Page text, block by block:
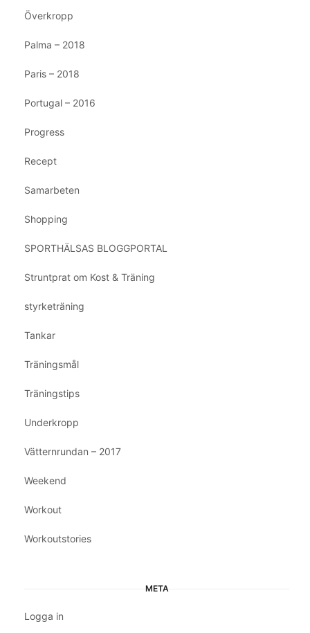
Överkropp
Palma – 2018
Paris – 2018
Portugal – 2016
Progress
Recept
Samarbeten
Shopping
SPORTHÄLSAS BLOGGPORTAL
Struntprat om Kost & Träning
styrketräning
Tankar
Träningsmål
Träningstips
Underkropp
Vätternrundan – 2017
Weekend
Workout
Workoutstories
META
Logga in